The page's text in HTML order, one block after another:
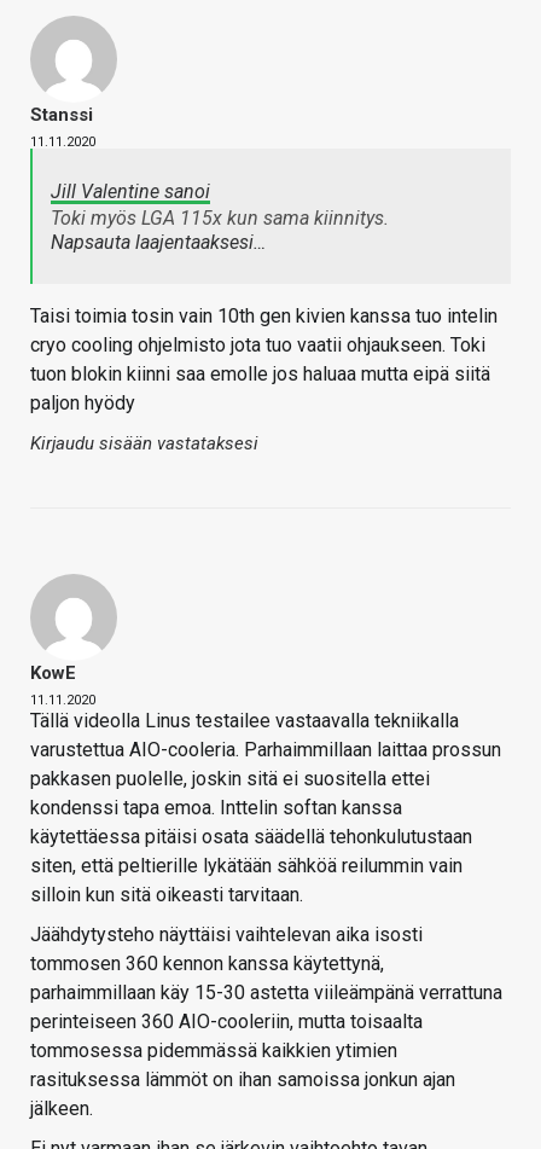
Stanssi
11.11.2020
Jill Valentine sanoi
Toki myös LGA 115x kun sama kiinnitys.
Napsauta laajentaaksesi…
Taisi toimia tosin vain 10th gen kivien kanssa tuo intelin
cryo cooling ohjelmisto jota tuo vaatii ohjaukseen. Toki
tuon blokin kiinni saa emolle jos haluaa mutta eipä siitä
paljon hyödy
Kirjaudu sisään vastataksesi
KowE
11.11.2020
Tällä videolla Linus testailee vastaavalla tekniikalla
varustettua AIO-cooleria. Parhaimmillaan laittaa prossun
pakkasen puolelle, joskin sitä ei suositella ettei
kondenssi tapa emoa. Inttelin softan kanssa
käytettäessa pitäisi osata säädellä tehonkulutustaan
siten, että peltierille lykätään sähköä reilummin vain
silloin kun sitä oikeasti tarvitaan.
Jäähdytysteho näyttäisi vaihtelevan aika isosti
tommosen 360 kennon kanssa käytettynä,
parhaimmillaan käy 15-30 astetta viileämpänä verrattuna
perinteiseen 360 AIO-cooleriin, mutta toisaalta
tommosessa pidemmässä kaikkien ytimien
rasituksessa lämmöt on ihan samoissa jonkun ajan
jälkeen.